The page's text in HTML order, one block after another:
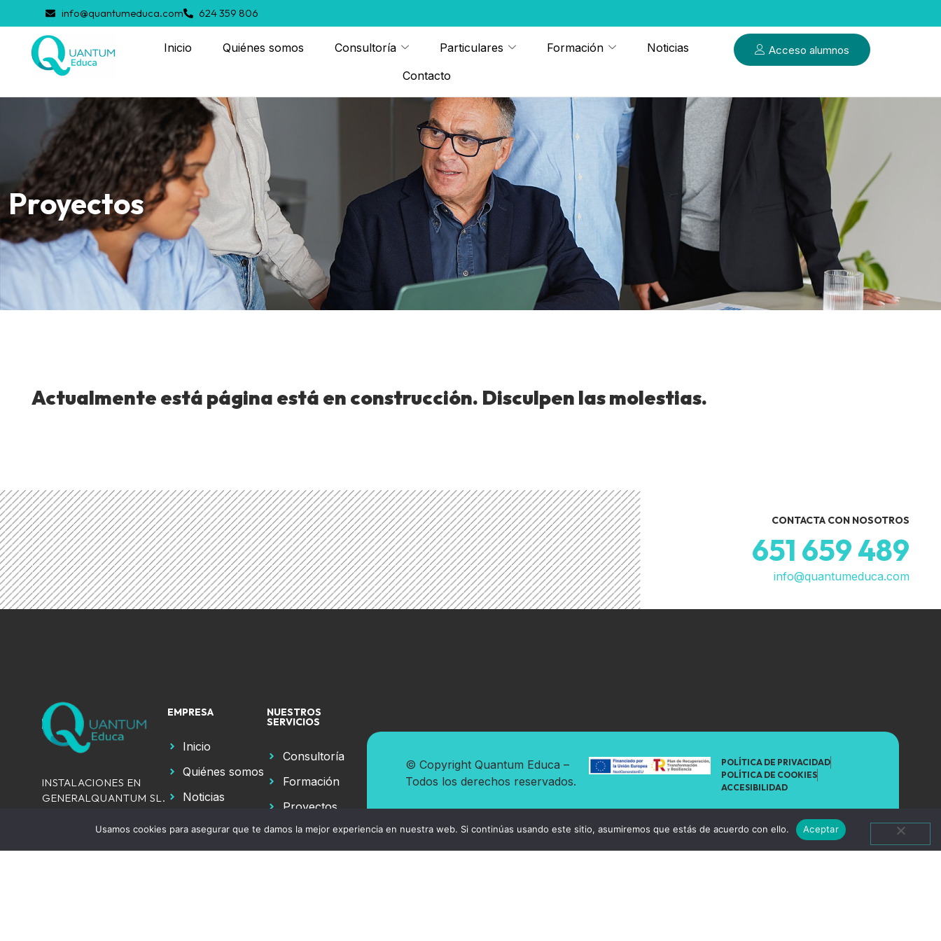
info@quantumeduca.com 624 359 806
Inicio Quiénes somos Consultoría Particulares Formación
Noticias
Contacto
Acceso alumnos
Proyectos
Actualmente está página está en construcción. Disculpen las molestias.
CONTACTA CON NOSOTROS
651 659 489
info@quantumeduca.com
INSTALACIONES EN
GENERALQUANTUM SL.
57, planta 2 Oficina
EMPRESA
Inicio
Quiénes somos
Noticias
NUESTROS
SERVICIOS
Consultoría
Formación
Proyectos
RGPD y LOPD-
GDD
© Copyright Quantum Educa –
Todos los derechos reservados.
POLÍTICA DE PRIVACIDAD
POLÍTICA DE COOKIES
ACCESIBILIDAD
Usamos cookies para asegurar que te damos la mejor experiencia en nuestra web. Si continúas usando este sitio, asumiremos que estás de acuerdo con ello. Aceptar